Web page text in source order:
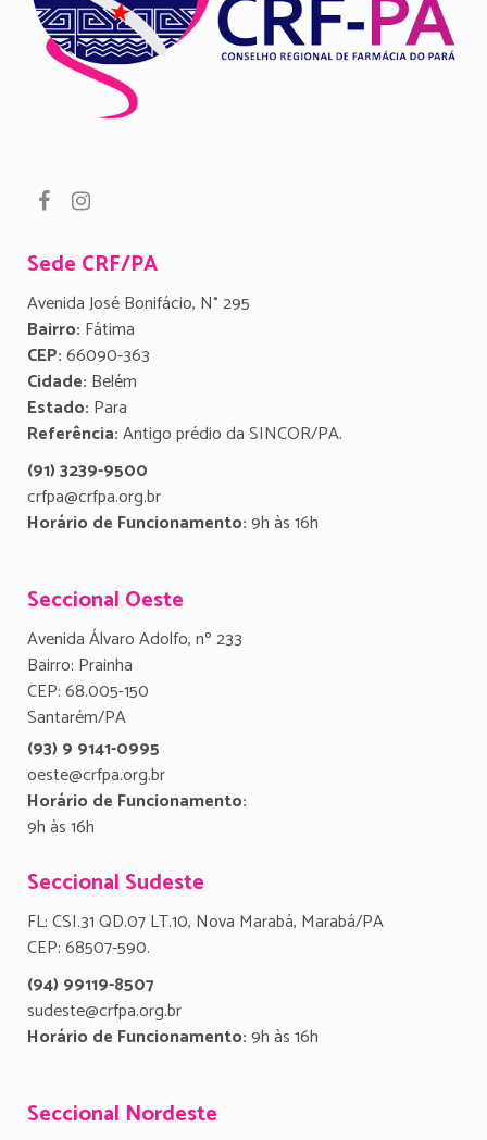
Sede CRF/PA
Avenida José Bonifácio, N° 295
Bairro: Fátima
CEP:66090-363
Cidade: Belém
Estado: Para
Referência:Antigo prédio da SINCOR/PA.
(91) 3239-9500
crfpa@crfpa.org.br
Horário de Funcionamento:9h às 16h
Seccional Oeste
Avenida Álvaro Adolfo, nº 233
Bairro: Prainha
CEP: 68.005-150
Santarém/PA
(93) 9 9141-0995
oeste@crfpa.org.br
Horário de Funcionamento:
9h às 16h
Seccional Sudeste
FL: CSI.31 QD.07 LT.10, Nova Marabá, Marabá/PA
CEP: 68507-590.
(94) 99119-8507
sudeste@crfpa.org.br
Horário de Funcionamento:9h às 16h
Seccional Nordeste